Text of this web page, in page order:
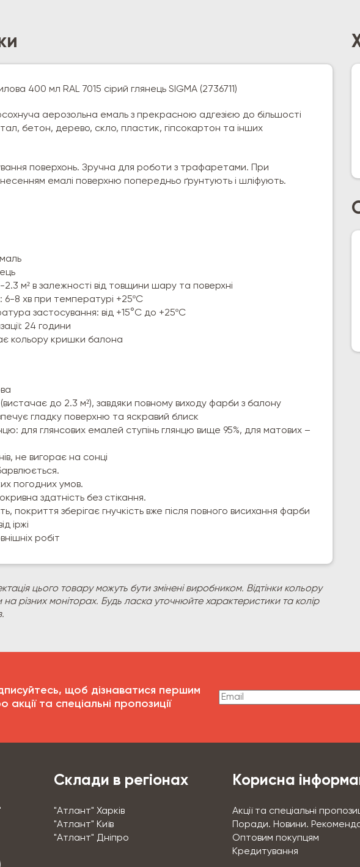
400 мл RAL 7015 сірий глянець SIGMA (2736711)
аерозольна емаль з прекрасною адгезією до більшості
бетон, дерево, скло, пластик, гіпсокартон та інших
поверхонь. Зручна для роботи з трафаретами. При
емалі поверхню попередньо ґрунтують і шліфують.
м² в залежності від товщини шару та поверхні
6-8 хв при температурі +25ºС
застосування: від +15°C до +25ºС
24 години
кольору кришки балона
до 2.3 м²), завдяки повному виходу фарби з балону
гладку поверхню та яскравий блиск
для глянсових емалей ступінь глянцю вище 95%, для матових –
не вигорає на сонці
погодних умов.
здатність без стікання.
покриття зберігає гнучкість вже після повного висихання фарби
іржі
робіт
цього товару можуть бути змінені виробником. Відтінки кольору
на різних моніторах. Будь ласка уточнюйте характеристики та колір
щоб дізнаватися першим
акції та спеціальні пропозиції
Склади в регіонах
"Атлант" Харків
"Атлант" Київ
"Атлант" Дніпро
Корисна
Акції та спеціальні
Поради. Новини.
Оптовим покупцям
Кредитування